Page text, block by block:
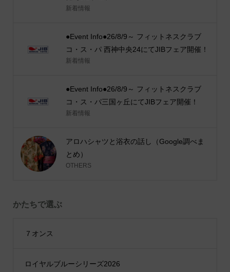
新着情報
●Event Info●26/8/9～ フィットネスクラブ
コ・ス・パ 西神中央24にてJIBフェア開催！
新着情報
●Event Info●26/8/9～ フィットネスクラブ
コ・ス・パ三国ヶ丘にてJIBフェア開催！
新着情報
アロハシャツと浴衣の話し（Google調べま
とめ）
OTHERS
かたちで選ぶ
７オンス
ロイヤルブルーシリーズ2026